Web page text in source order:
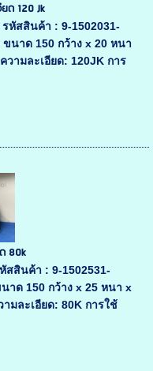
ยด 120 Jk
หัสสินค้า : 9-1502031-
ขนาด 150 กว้าง x 20 หนา
ามละเอียด: 120JK การ
80k
สสินค้า : 9-1502531-
าด 150 กว้าง x 25 หนา x
มละเอียด: 80K การใช้